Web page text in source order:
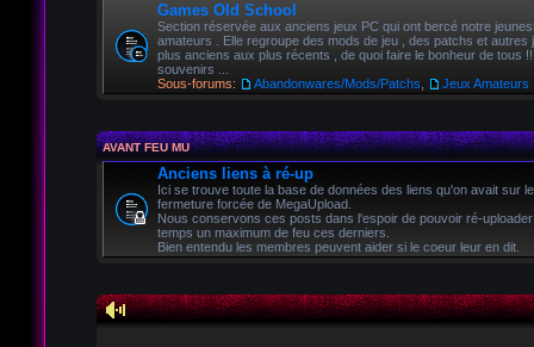
Games Old School
Section réservée aux anciens jeux PC qui ont bercé notre
amateurs . Elle regroupe des mods de jeu , des patchs et autres
plus anciens aux plus récents , de quoi faire le bonheur de tous
souvenirs ...
Sous-forums:
Abandonwares/Mods/Patchs Jeux Amateurs
AVANT FEU MU
Anciens liens à ré-up
Ici se trouve toute la base de données des liens qu'on avait sur
fermeture forcée de MegaUpload.
Nous conservons ces posts dans l'espoir de pouvoir ré-
temps un maximum de feu ces derniers.
Bien entendu les membres peuvent aider si le coeur leur en dit.